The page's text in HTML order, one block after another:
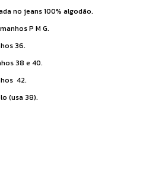
no jeans 100% algodão.
P M G.
36.
38 e 40.
42.
(usa 38).